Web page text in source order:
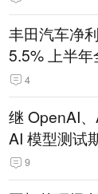
丰田汽车净
5.5% 上半
14.3万辆
4
继 OpenAI
AI 模型测试
9